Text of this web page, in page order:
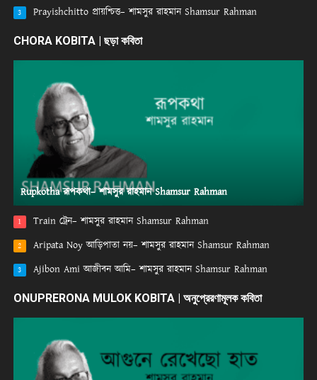
3 Prayishchitto প্রায়শ্চিত্ত– শামসুর রাহমান Shamsur Rahman
CHORA KOBITA | ছড়া কবিতা
Rupkotha রূপকথা– শামসুর রাহমান Shamsur Rahman
1 Train ট্রেন– শামসুর রাহমান Shamsur Rahman
2 Aripata Noy আড়িপাতা নয়– শামসুর রাহমান Shamsur Rahman
3 Ajibon Ami আজীবন আমি– শামসুর রাহমান Shamsur Rahman
ONUPRERONA MULOK KOBITA | অনুপ্রেরণামূলক কবিতা